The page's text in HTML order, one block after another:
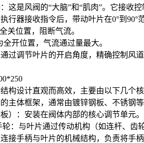
这是风阀的“大脑”和“肌肉”。它接收
行器接收指令后，带动叶片在0°到90°
关位置，阻断气流。
全开位置，气流通过量最大。
过调节叶片的开启角度，精确控制风
构设计直观而高效，主要由以下几个
主体框架，通常由镀锌钢板、不锈钢
）：安装在阀体内部的核心调节单元
轮：与叶片通过传动机构（如连杆、齿
接手柄与叶片的机械结构，负责将手